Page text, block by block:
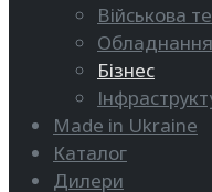
Військова
Обладнання
Бізнес
Made in Ukraine
Каталог
Дилери